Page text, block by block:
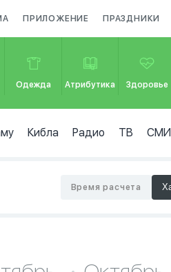
ПРИЛОЖЕНИЕ ПРАЗДНИКИ
Одежда Атрибутика Здоровье
Кибла Радио ТВ СМИ
Время расчета